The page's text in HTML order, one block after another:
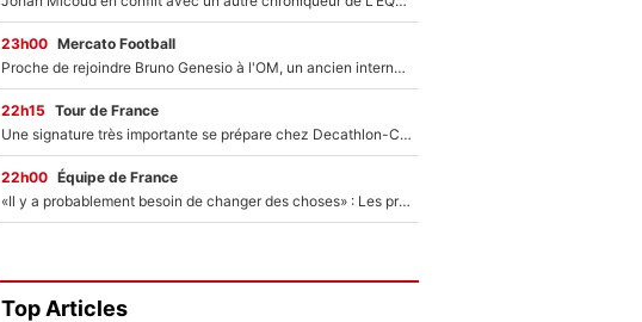
23h00 Mercato Football
Proche de rejoindre Bruno Genesio à l'OM, un ancien international français va finalement débarquer... sur RMC !
22h15 Tour de France
Une signature très importante se prépare chez Decathlon-CMA CGM pour aider Paul Seixas à gagner le Tour de France 2027
22h00 Équipe de France
«Il y a probablement besoin de changer des choses» : Les premiers changements de Zinedine Zidane en équipe de France sont révélés ?
Top Articles